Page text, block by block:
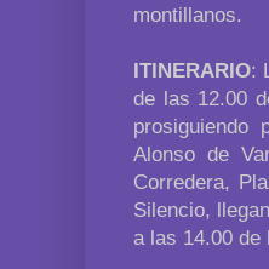
montillanos.
ITINERARIO:
de las 12.00
prosiguiendo
Alonso de
Corredera,
Silencio,
a las 14.00 de